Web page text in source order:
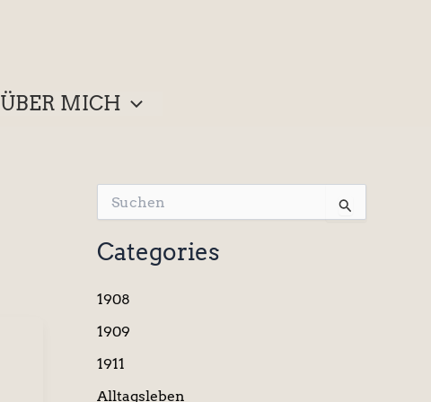
ÜBER MICH
u
c
h
n
a
h
Categories
1908
1909
1911
Alltagsleben